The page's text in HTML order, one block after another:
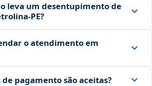
leva um desentupimento de
o atendimento em
pagamento são aceitas?